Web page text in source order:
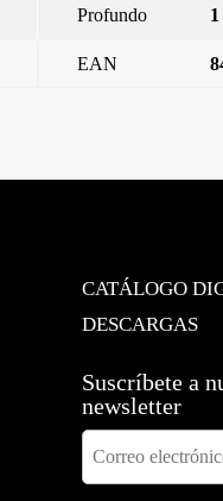
Profundo 1
EAN
CATÁLOGO
DESCARGAS
Suscríbete a
newsletter